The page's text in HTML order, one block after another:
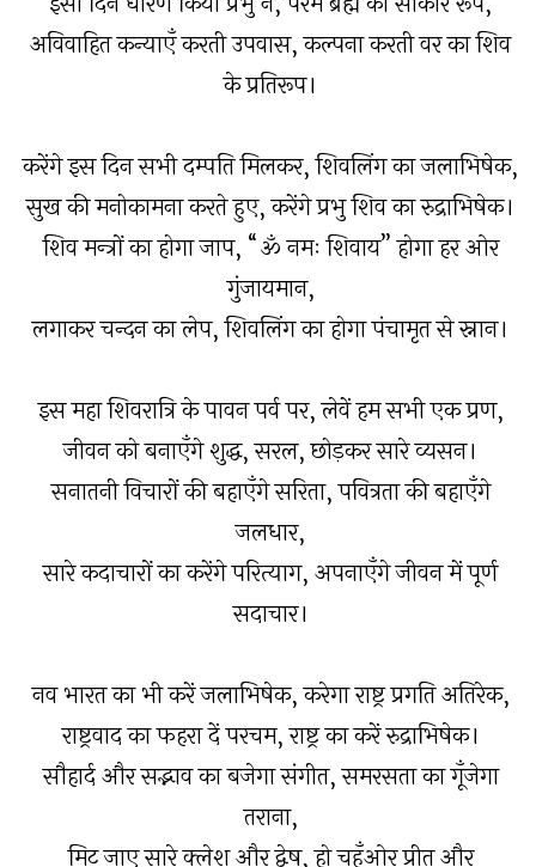
अविवाहित कन्याएँ करती उपवास, कल्पना करती वर का शिव
के प्रतिरूप।
करेंगे इस दिन सभी दम्पति मिलकर, शिवलिंग का जलाभिषेक,
सुख की मनोकामना करते हुए, करेंगे प्रभु शिव का रुद्राभिषेक।
शिव मन्त्रों का होगा जाप, “ॐ नमः शिवाय” होगा हर ओर
गुंजायमान,
लगाकर चन्दन का लेप, शिवलिंग का होगा पंचामृत से स्नान।
इस महा शिवरात्रि के पावन पर्व पर, लेवें हम सभी एक प्रण,
जीवन को बनाएँगे शुद्ध, सरल, छोड़कर सारे व्यसन।
सनातनी विचारों की बहाएँगे सरिता, पवित्रता की बहाएँगे
जलधार,
सारे कदाचारों का करेंगे परित्याग, अपनाएँगे जीवन में पूर्ण
सदाचार।
नव भारत का भी करें जलाभिषेक, करेगा राष्ट्र प्रगति अतिरेक,
राष्ट्रवाद का फहरा दें परचम, राष्ट्र का करें रुद्राभिषेक।
सौहार्द और सद्भाव का बजेगा संगीत, समरसता का गूँजेगा
तराना,
मिट जाए सारे क्लेश और द्वेष, हो चहूँओर प्रीत और